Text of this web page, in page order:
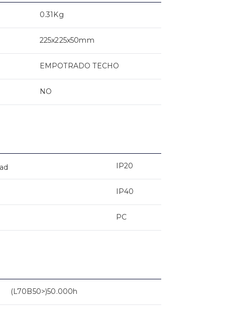
0.31Kg
225x225x50mm
EMPOTRADO TECHO
NO
IP20
IP40
PC
(L70B50>)50.000h